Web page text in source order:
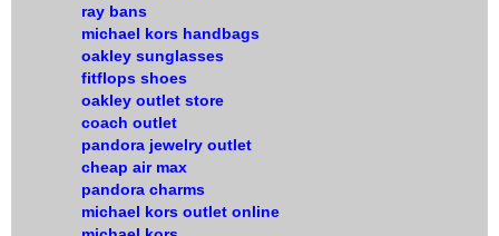
ray bans
michael kors handbags
oakley sunglasses
fitflops shoes
oakley outlet store
coach outlet
pandora jewelry outlet
cheap air max
pandora charms
michael kors outlet online